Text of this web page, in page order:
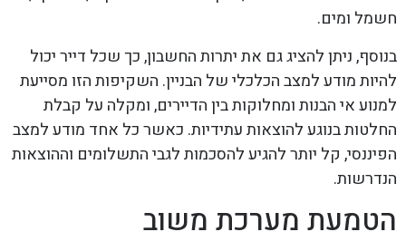
חשמל ומים.
בנוסף, ניתן להציג גם את יתרות החשבון, כך שכל דייר יכול
להיות מודע למצב הכלכלי של הבניין. השקיפות הזו מסייעת
למנוע אי הבנות ומחלוקות בין הדיירים, ומקלה על קבלת
החלטות בנוגע להוצאות עתידיות. כאשר כל אחד מודע למצב
הפיננסי, קל יותר להגיע להסכמות לגבי התשלומים וההוצאות
הנדרשות.
הטמעת מערכת משוב